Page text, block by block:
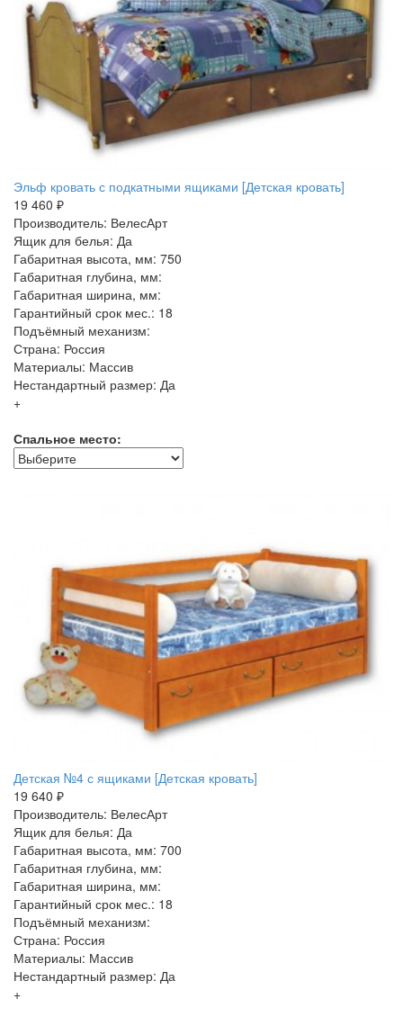
Эльф кровать с подкатными ящиками [Детская кровать]
19 460 ₽
Производитель: ВелесАрт
Ящик для белья: Да
Габаритная высота, мм: 750
Габаритная глубина, мм:
Габаритная ширина, мм:
Гарантийный срок мес.: 18
Подъёмный механизм:
Страна: Россия
Материалы: Массив
Нестандартный размер: Да
+
Спальное место:
Детская №4 с ящиками [Детская кровать]
19 640 ₽
Производитель: ВелесАрт
Ящик для белья: Да
Габаритная высота, мм: 700
Габаритная глубина, мм:
Габаритная ширина, мм:
Гарантийный срок мес.: 18
Подъёмный механизм:
Страна: Россия
Материалы: Массив
Нестандартный размер: Да
+